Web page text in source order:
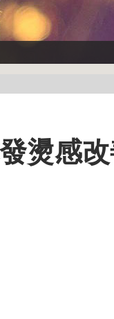
燙感